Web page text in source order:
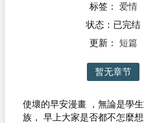
标签： 爱情
状态：已完结
更新： 短篇
暂无章节
使壞的早安漫畫 ，無論是學
族， 早上大家是否都不怎麼